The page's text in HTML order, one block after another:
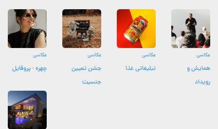
عکاسی
همایش و
رویداد
عکاسی
تبلیغاتی غذا
عکاسی
جشن تعیین
جنسیت
عکاسی
چهره - پروفایل